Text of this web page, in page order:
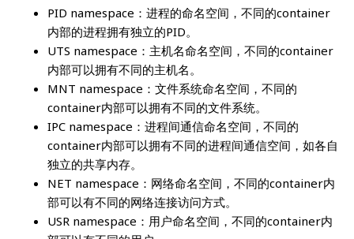
PID namespace：进程的命名空间，不同的container
内部的进程拥有独立的PID。
UTS namespace：主机名命名空间，不同的container
内部可以拥有不同的主机名。
MNT namespace：文件系统命名空间，不同的
container内部可以拥有不同的文件系统。
IPC namespace：进程间通信命名空间，不同的
container内部可以拥有不同的进程间通信空间，如各自
独立的共享内存。
NET namespace：网络命名空间，不同的container内
部可以有不同的网络连接访问方式。
USR namespace：用户命名空间，不同的container内